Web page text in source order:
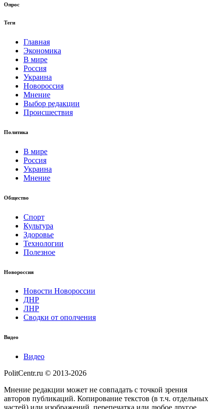
Опрос
Теги
Главная
Экономика
В мире
Россия
Украина
Новороссия
Мнение
Выбор редакции
Происшествия
Политика
В мире
Россия
Украина
Мнение
Общество
Спорт
Культура
Здоровье
Технологии
Полезное
Новороссия
Новости Новороссии
ДНР
ЛНР
Сводки от ополчения
Видео
Видео
PolitCentr.ru © 2013-2026
Мнение редакции может не совпадать с точкой зрения
авторов публикаций. Копирование текстов (в т.ч. отдельных